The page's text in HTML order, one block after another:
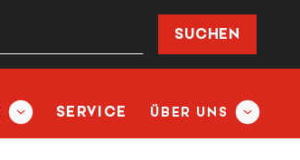
SERVICE ÜBER UNS